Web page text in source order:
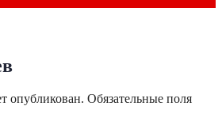
опубликован. Обязательные поля